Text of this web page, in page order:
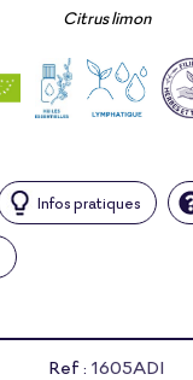
Citrus limon
Infos pratiques
Ref : 1605ADI